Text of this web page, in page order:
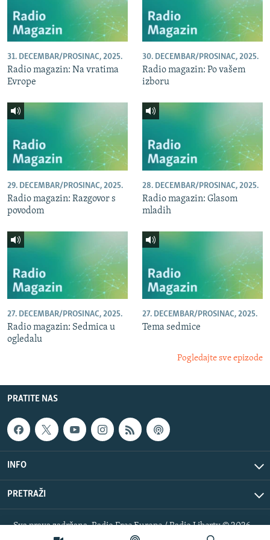
31. DECEMBAR/PROSINAC, 2025.
Radio magazin: Na vratima
Evrope
30. DECEMBAR/PROSINAC, 2025.
Radio magazin: Po vašem
izboru
29. DECEMBAR/PROSINAC, 2025.
Radio magazin: Razgovor s
povodom
28. DECEMBAR/PROSINAC, 2025.
Radio magazin: Glasom
mladih
27. DECEMBAR/PROSINAC, 2025.
Radio magazin: Sedmica u
ogledalu
27. DECEMBAR/PROSINAC, 2025.
Tema sedmice
Pogledajte sve epizode
PRATITE NAS
INFO
PRETRAŽI
Sva prava zadržana. Radio Free Europe / Radio Liberty © 2026
RFE/RL, Inc.